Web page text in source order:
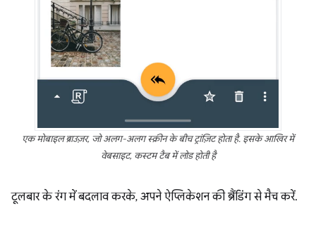
एक मोबाइल ब्राउज़र, जो अलग-अलग स्क्रीन के बीच ट्रांज़िट होता है. इसके आखिर में
वेबसाइट, कस्टम टैब में लोड होती है
टूलबार के रंग में बदलाव करके, अपने ऐप्लिकेशन की ब्रैंडिंग से मैच करें.